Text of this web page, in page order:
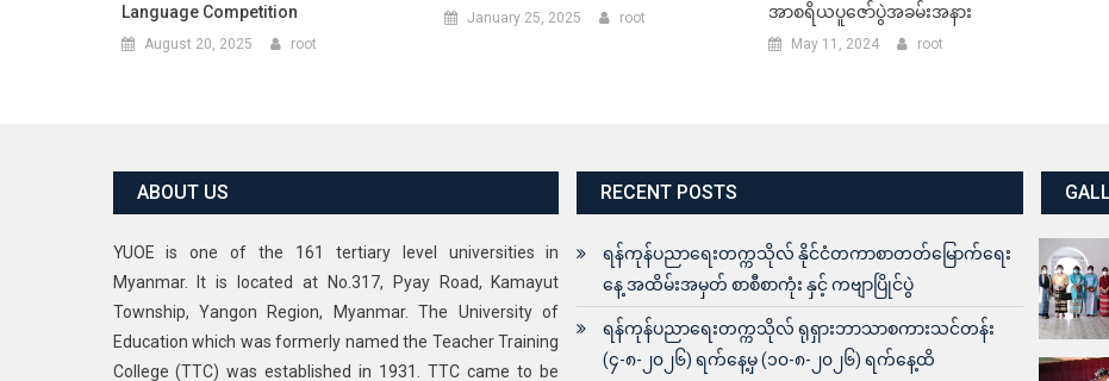
Language Competition
August 20, 2025 root
January 25, 2025 root
အာစရိယပူဇော်ပွဲအခမ်းအနား
May 11, 2024 root
ABOUT US
YUOE is one of the 161 tertiary level universities in
Myanmar. It is located at No.317, Pyay Road, Kamayut
Township, Yangon Region, Myanmar. The University of
Education which was formerly named the Teacher Training
College (TTC) was established in 1931. TTC came to be
RECENT POSTS
ရန်ကုန်ပညာရေးတက္ကသိုလ် နိုင်ငံတကာစာတတ်မြောက်ရေး
နေ့ အထိမ်းအမှတ် စာစီစာကုံး နှင့် ကဗျာပြိုင်ပွဲ
ရန်ကုန်ပညာရေးတက္ကသိုလ် ရုရှားဘာသာစကားသင်တန်း
(၄-၈-၂၀၂၆) ရက်နေ့မှ (၁၀-၈-၂၀၂၆) ရက်နေ့ထိ